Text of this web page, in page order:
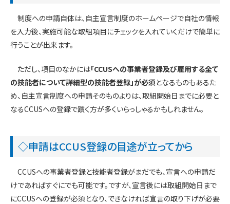
制度への申請自体は、自主宣言制度のホームページで自社の情報
を入力後、実施可能な取組項目にチェックを入れていくだけで簡単に
行うことが出来ます。
ただし、項目のなかには「CCUSへの事業者登録及び雇用する全て
の技能者について詳細型の技能者登録」が必須となるものもあるた
め、自主宣言制度への申請そのものよりは、取組開始日までに必要と
なるCCUSへの登録で躓く方が多くいらっしゃるかもしれません。
◇申請はCCUS登録の目途が立ってから
CCUSへの事業者登録と技能者登録がまだでも、宣言への申請だ
けであればすぐにでも可能です。ですが、宣言後には取組開始日まで
にCCUSへの登録が必須となり、できなければ宣言の取り下げが必要